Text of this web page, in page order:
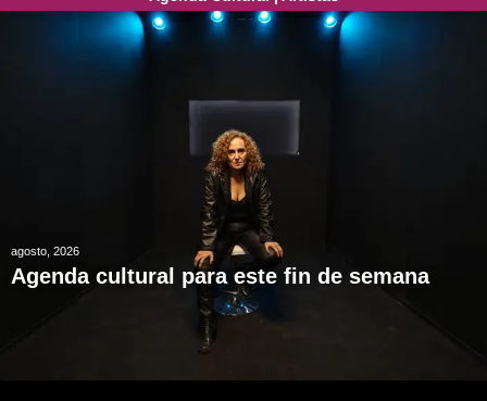
agosto, 2026
Agenda cultural para este fin de semana